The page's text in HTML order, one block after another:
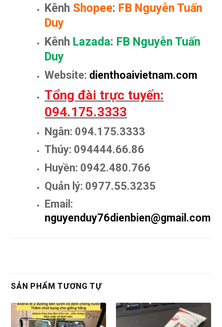
Kênh Shopee: FB Nguyễn Tuấn
Duy
Kênh Lazada: FB Nguyễn Tuấn
Duy
Website: dienthoaivietnam.com
Tổng đài trực tuyến:
094.175.3333
Ngân: 094.175.3333
Thúy: 094444.66.86
Huyền: 0942.480.766
Quản lý: 0977.55.3235
Email:
nguyenduy76dienbien@gmail.com
SẢN PHẨM TƯƠNG TỰ